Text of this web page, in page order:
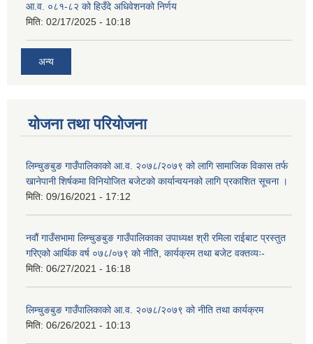
आ.व. ०८१-८२ को हिउँदे अधिवेशनको निर्णय
मिति: 02/17/2025 - 10:18
अन्य
योजना तथा परियोजना
लिम्चुङबुङ गाउँपालिकाको आ.व. २०७८/२०७९ को लागि सामाजिक विकास तर्फ
खानेपानी शिर्षकमा विनियोजित बजेटको कार्यान्वयनको लागि प्रकाशित सूचना ।
मिति: 09/16/2021 - 17:12
नवौं गाउँसभामा लिम्चुङबुङ गाउँपालिकाका उपाध्यक्ष श्री रमिला राईबाट प्रस्तुत
गरिएको आर्थिक वर्ष ०७८/०७९ को नीति, कार्यक्रम तथा बजेट वक्तव्यः-
मिति: 06/27/2021 - 16:18
लिम्चुङबुङ गाउँपालिकाको आ.व. २०७८/२०७९ को नीति तथा कार्यक्रम
मिति: 06/26/2021 - 10:13